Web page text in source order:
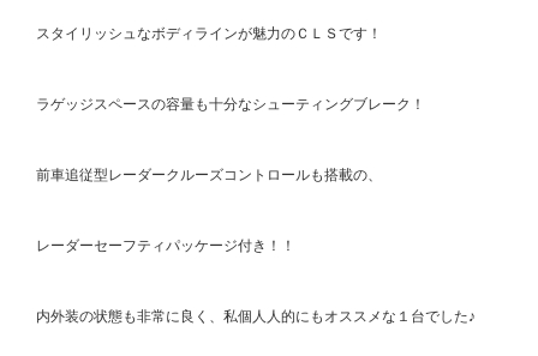
スタイリッシュなボディラインが魅力のＣＬＳです！
ラゲッジスペースの容量も十分なシューティングブレーク！
前車追従型レーダークルーズコントロールも搭載の、
レーダーセーフティパッケージ付き！！
内外装の状態も非常に良く、私個人人的にもオススメな１台でした♪